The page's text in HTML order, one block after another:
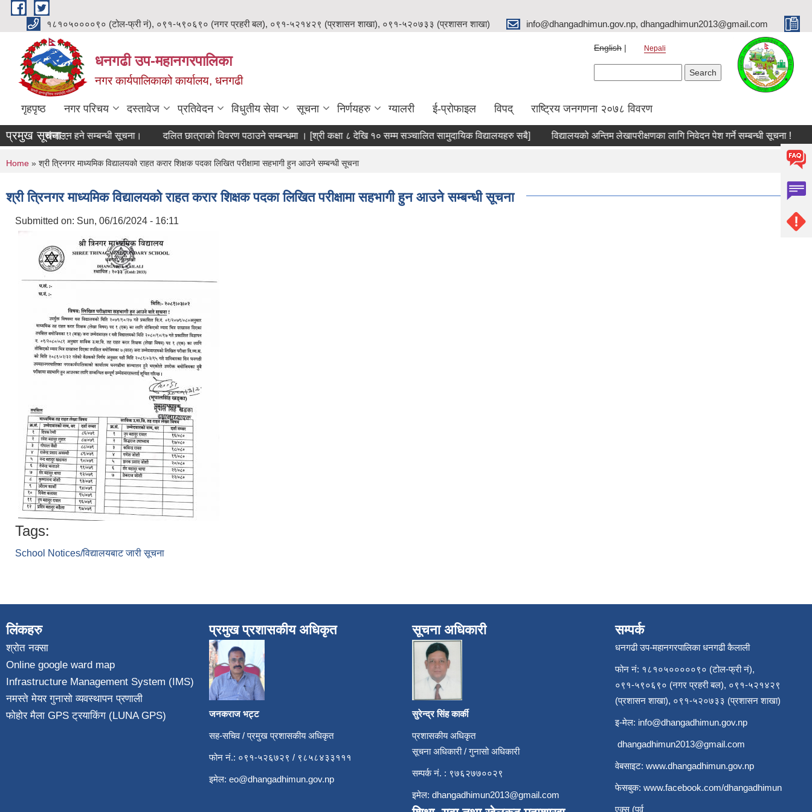
Skip to main content
१८१०५००००९० (टोल-फ्री नं), ०९१-५९०६९० (नगर प्रहरी बल), ०९१-५२१४२९ (प्रशासन शाखा), ०९१-५२०७३३ (प्रशासन शाखा) info@dhangadhimun.gov.np, dhangadhimun2013@gmail.com
धनगढी उप-महानगरपालिका
नगर कार्यपालिकाको कार्यालय, धनगढी
English Nepali
गृहपृष्ठ नगर परिचय दस्तावेज प्रतिवेदन विधुतीय सेवा सूचना निर्णयहरु ग्यालरी ई-प्रोफाइल विपद् राष्ट्रिय जनगणना २०७८ विवरण
प्रमुख सूचना::
उद्यम बजार संचालन हने सम्बन्धी सूचना। दलित छात्राको विवरण पठाउने सम्बन्धमा । [श्री कक्षा ८ देखि १० सम्म सञ्चालित सामुदायिक विद्यालयहरु सबै] विद्यालयको अन्तिम लेखापरीक्षणका लागि निवेदन पेश गर्ने सम्बन्धी सूचना !
You are here
Home » श्री त्रिनगर माध्यमिक विद्यालयको राहत करार शिक्षक पदका लिखित परीक्षामा सहभागी हुन आउने सम्बन्धी सूचना
श्री त्रिनगर माध्यमिक विद्यालयको राहत करार शिक्षक पदका लिखित परीक्षामा सहभागी हुन आउने सम्बन्धी सूचना
Submitted on: Sun, 06/16/2024 - 16:11
Tags:
School Notices/विद्यालयबाट जारी सूचना
लिंकहरु
श्रोत नक्सा
Online google ward map
Infrastructure Management System (IMS)
नमस्ते मेयर गुनासो व्यवस्थापन प्रणाली
फोहोर मैला GPS ट्रयाकिंग (LUNA GPS)
प्रमुख प्रशासकीय अधिकृत
जनकराज भट्ट
सह-सचिव / प्रमुख प्रशासकीय अधिकृत
फोन नं.: ०९१-५२६७२९ / ९८५८४३३१११
इमेल: eo@dhangadhimun.gov.np
सूचना अधिकारी
सुरेन्द्र सिंह कार्की
प्रशासकीय अधिकृत
सूचना अधिकारी / गुनासो अधिकारी
सम्पर्क नं. : ९७६२७७००२९
इमेल: dhangadhimun2013@gmail.com
सम्पर्क
धनगढी उप-महानगरपालिका धनगढी कैलाली
फोन नं: १८१०५०००००९० (टोल-फ्री नं),
०९१-५९०६९० (नगर प्रहरी बल), ०९१-५२१४२९
(प्रशासन शाखा), ०९१-५२०७३३ (प्रशासन शाखा)
इ-मेल: info@dhangadhimun.gov.np
dhangadhimun2013@gmail.com
वेबसाइट: www.dhangadhimun.gov.np
फेसबुक: www.facebook.com/dhangadhimun
एक्स (पुर्व